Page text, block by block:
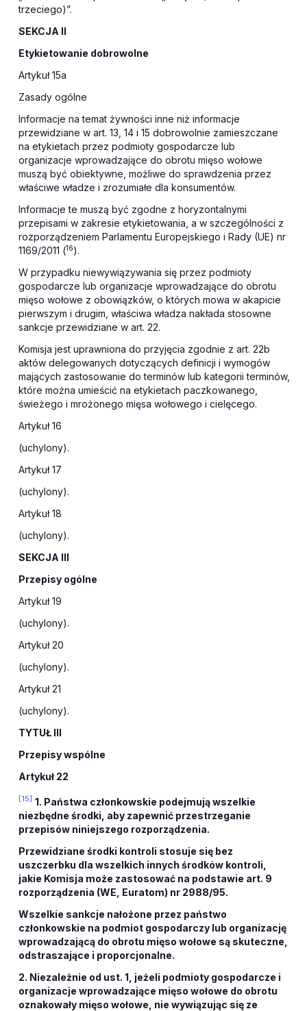
trzeciego)”.
SEKCJA II
Etykietowanie dobrowolne
Artykuł 15a
Zasady ogólne
Informacje na temat żywności inne niż informacje
przewidziane w art. 13, 14 i 15 dobrowolnie zamieszczane
na etykietach przez podmioty gospodarcze lub
organizacje wprowadzające do obrotu mięso wołowe
muszą być obiektywne, możliwe do sprawdzenia przez
właściwe władze i zrozumiałe dla konsumentów.
Informacje te muszą być zgodne z horyzontalnymi
przepisami w zakresie etykietowania, a w szczególności z
rozporządzeniem Parlamentu Europejskiego i Rady (UE) nr
1169/2011 (16).
W przypadku niewywiązywania się przez podmioty
gospodarcze lub organizacje wprowadzające do obrotu
mięso wołowe z obowiązków, o których mowa w akapicie
pierwszym i drugim, właściwa władza nakłada stosowne
sankcje przewidziane w art. 22.
Komisja jest uprawniona do przyjęcia zgodnie z art. 22b
aktów delegowanych dotyczących definicji i wymogów
mających zastosowanie do terminów lub kategorii terminów,
które można umieścić na etykietach paczkowanego,
świeżego i mrożonego mięsa wołowego i cielęcego.
Artykuł 16
(uchylony).
Artykuł 17
(uchylony).
Artykuł 18
(uchylony).
SEKCJA III
Przepisy ogólne
Artykuł 19
(uchylony).
Artykuł 20
(uchylony).
Artykuł 21
(uchylony).
TYTUŁ III
Przepisy wspólne
Artykuł 22
[15] 1. Państwa członkowskie podejmują wszelkie
niezbędne środki, aby zapewnić przestrzeganie
przepisów niniejszego rozporządzenia.
Przewidziane środki kontroli stosuje się bez
uszczerbku dla wszelkich innych środków kontroli,
jakie Komisja może zastosować na podstawie art. 9
rozporządzenia (WE, Euratom) nr 2988/95.
Wszelkie sankcje nałożone przez państwo
członkowskie na podmiot gospodarczy lub organizację
wprowadzającą do obrotu mięso wołowe są skuteczne,
odstraszające i proporcjonalne.
2. Niezależnie od ust. 1, jeżeli podmioty gospodarcze i
organizacje wprowadzające mięso wołowe do obrotu
oznakowały mięso wołowe, nie wywiązując się ze